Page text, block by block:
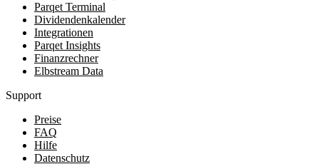
Parqet Terminal
Dividendenkalender
Integrationen
Parqet Insights
Finanzrechner
Elbstream Data
Support
Preise
FAQ
Hilfe
Datenschutz